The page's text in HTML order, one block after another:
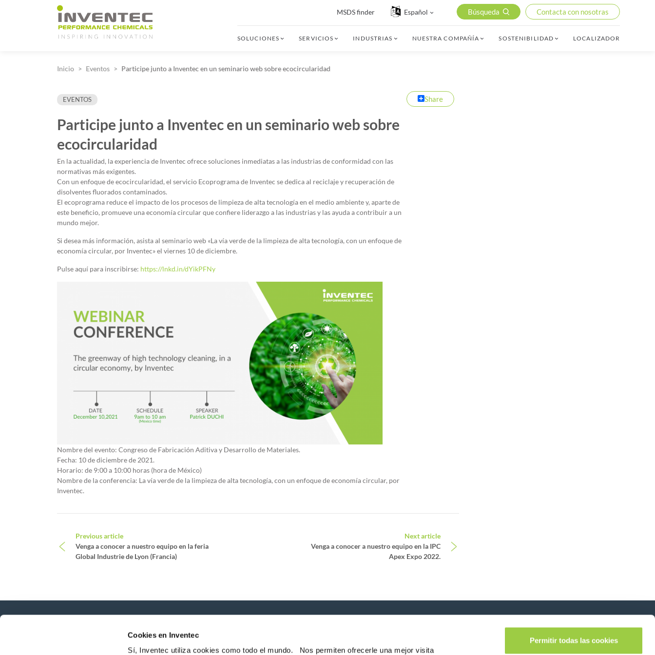
Cookies en Inventec
Sí, Inventec utiliza cookies como todo el mundo. Nos permiten ofrecerle una mejor visita
Permitir todas las cookies
Main Navigation
MSDS finder Español Búsqueda Contacta con nosotras
SOLUCIONES SERVICIOS INDUSTRIAS NUESTRA COMPAÑÍA SOSTENIBILIDAD LOCALIZADOR
Inicio Eventos Participe junto a Inventec en un seminario web sobre ecocircularidad
EVENTOS Share
Participe junto a Inventec en un seminario web sobre
ecocircularidad
En la actualidad, la experiencia de Inventec ofrece soluciones inmediatas a las industrias de conformidad con las
normativas más exigentes.
Con un enfoque de ecocircularidad, el servicio Ecoprograma de Inventec se dedica al reciclaje y recuperación de
disolventes fluorados contaminados.
El ecoprograma reduce el impacto de los procesos de limpieza de alta tecnología en el medio ambiente y, aparte de
este beneficio, promueve una economía circular que confiere liderazgo a las industrias y las ayuda a contribuir a un
mundo mejor.
Si desea más información, asista al seminario web «La vía verde de la limpieza de alta tecnología, con un enfoque de
economía circular, por Inventec» el viernes 10 de diciembre.
Pulse aquí para inscribirse: https://lnkd.in/dYikPFNy
Nombre del evento: Congreso de Fabricación Aditiva y Desarrollo de Materiales.
Fecha: 10 de diciembre de 2021.
Horario: de 9:00 a 10:00 horas (hora de México)
Nombre de la conferencia: La vía verde de la limpieza de alta tecnología, con un enfoque de economía circular, por
Inventec.
Post navigation
Previous article
Venga a conocer a nuestro equipo en la feria
Global Industrie de Lyon (Francia)
Next article
Venga a conocer a nuestro equipo en la IPC
Apex Expo 2022.
Novedades, servicios, productos, ...
¡Manténgase conectado con nuestro boletín de noticias!
Síganos en: